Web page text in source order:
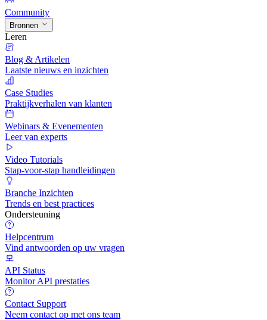
Community
Bronnen
Leren
Blog & Artikelen
Laatste nieuws en inzichten
Case Studies
Praktijkverhalen van klanten
Webinars & Evenementen
Leer van experts
Video Tutorials
Stap-voor-stap handleidingen
Branche Inzichten
Trends en best practices
Ondersteuning
Helpcentrum
Vind antwoorden op uw vragen
API Status
Monitor API prestaties
Contact Support
Neem contact op met ons team